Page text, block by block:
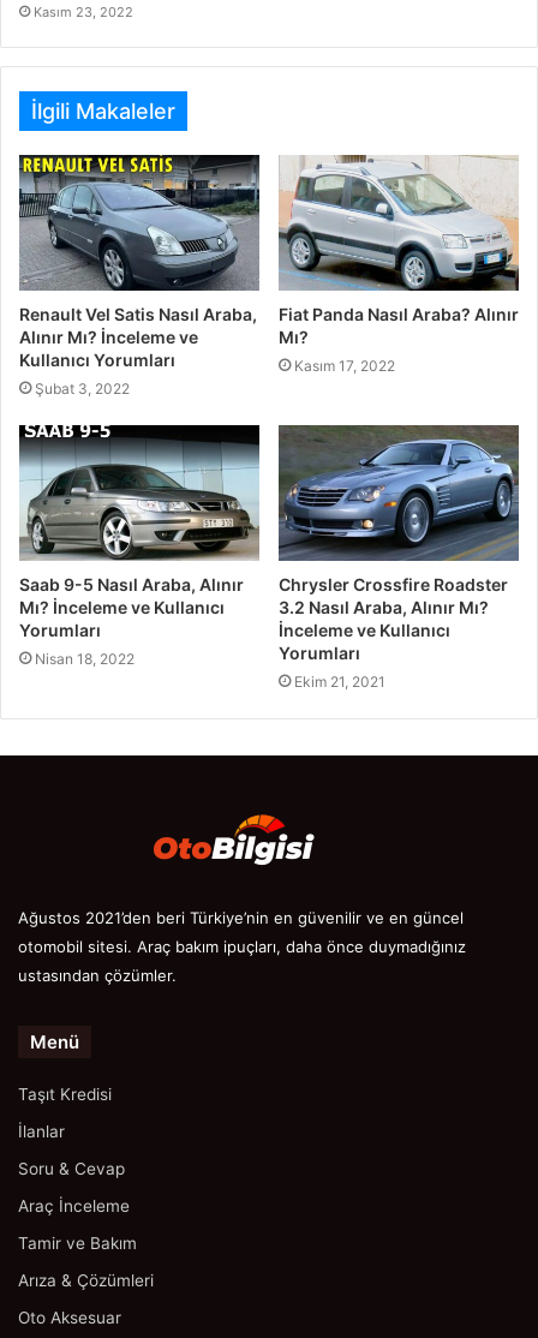
Kasım 23, 2022
İlgili Makaleler
Renault Vel Satis Nasıl Araba,
Alınır Mı? İnceleme ve
Kullanıcı Yorumları
Şubat 3, 2022
Fiat Panda Nasıl Araba? Alınır
Mı?
Kasım 17, 2022
Saab 9-5 Nasıl Araba, Alınır
Mı? İnceleme ve Kullanıcı
Yorumları
Nisan 18, 2022
Chrysler Crossfire Roadster
3.2 Nasıl Araba, Alınır Mı?
İnceleme ve Kullanıcı
Yorumları
Ekim 21, 2021
Ağustos 2021’den beri Türkiye’nin en güvenilir ve en güncel
otomobil sitesi. Araç bakım ipuçları, daha önce duymadığınız
ustasından çözümler.
Menü
Taşıt Kredisi
İlanlar
Soru & Cevap
Araç İnceleme
Tamir ve Bakım
Arıza & Çözümleri
Oto Aksesuar